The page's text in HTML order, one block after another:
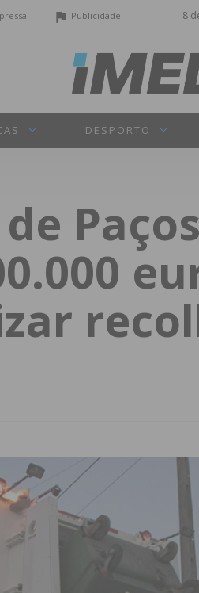
8
Publicidade
DESPORTO